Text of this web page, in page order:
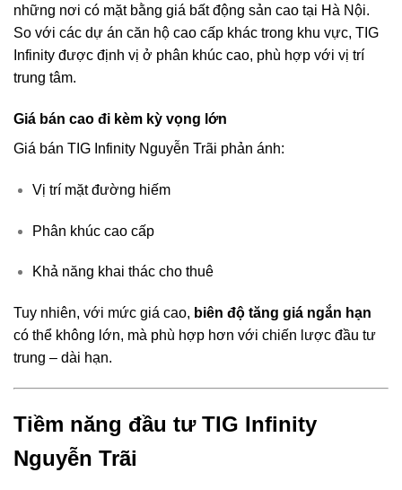
những nơi có mặt bằng giá bất động sản cao tại Hà Nội.
So với các dự án căn hộ cao cấp khác trong khu vực, TIG
Infinity được định vị ở phân khúc cao, phù hợp với vị trí
trung tâm.
Giá bán cao đi kèm kỳ vọng lớn
Giá bán TIG Infinity Nguyễn Trãi phản ánh:
Vị trí mặt đường hiếm
Phân khúc cao cấp
Khả năng khai thác cho thuê
Tuy nhiên, với mức giá cao, biên độ tăng giá ngắn hạn
có thể không lớn, mà phù hợp hơn với chiến lược đầu tư
trung – dài hạn.
Tiềm năng đầu tư TIG Infinity
Nguyễn Trãi